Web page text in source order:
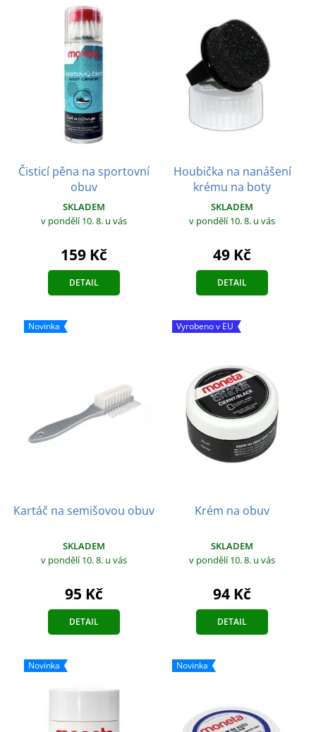
Čisticí pěna na sportovní
obuv
SKLADEM
v pondělí 10. 8. u vás
159 Kč
DETAIL
Houbička na nanášení
krému na boty
SKLADEM
v pondělí 10. 8. u vás
49 Kč
DETAIL
Novinka
Kartáč na semišovou obuv
SKLADEM
v pondělí 10. 8. u vás
95 Kč
DETAIL
Vyrobeno v EU
Krém na obuv
SKLADEM
v pondělí 10. 8. u vás
94 Kč
DETAIL
Novinka Novinka